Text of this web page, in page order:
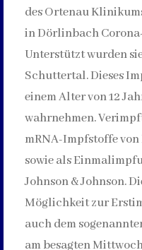
des Ortenau
in Dörlinbach
Unterstützt wurden
Schuttertal. Dieses
einem Alter von 12
wahrnehmen.
mRNA-Impfstoffe
sowie als
Johnson & Johnson.
Möglichkeit zur
auch dem
am besagten